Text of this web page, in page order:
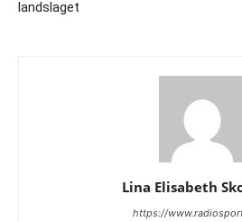
landslaget
Lina Elisabeth
https://